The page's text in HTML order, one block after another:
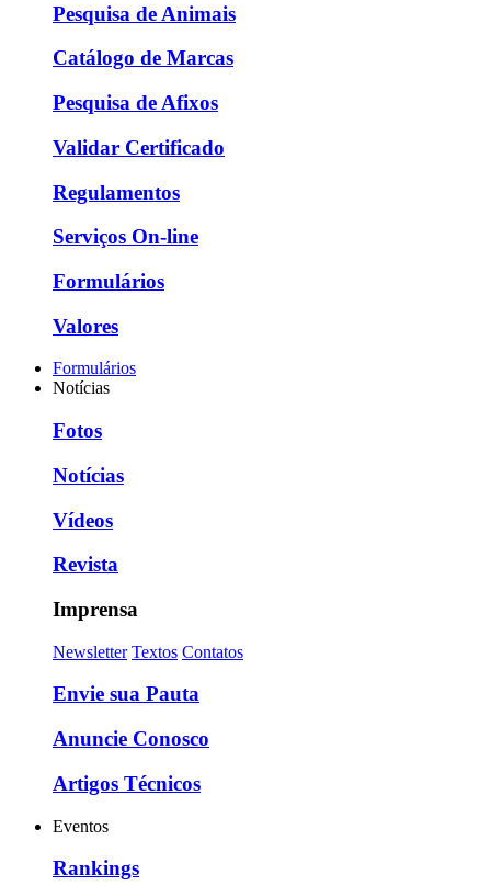
Pesquisa de Animais
Catálogo de Marcas
Pesquisa de Afixos
Validar Certificado
Regulamentos
Serviços On-line
Formulários
Valores
Formulários
Notícias
Fotos
Notícias
Vídeos
Revista
Imprensa
Newsletter Textos Contatos
Envie sua Pauta
Anuncie Conosco
Artigos Técnicos
Eventos
Rankings